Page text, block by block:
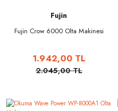
Fujin
Fujin Crow 6000 Olta Makinesi
1.942,00 TL
2.045,00 TL